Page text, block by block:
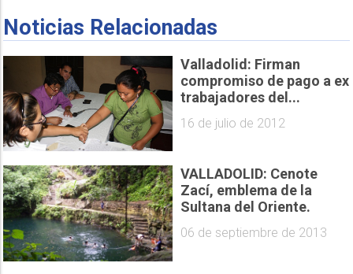
Noticias Relacionadas
Valladolid: Firman
compromiso de pago a ex
trabajadores del...
16 de julio de 2012
VALLADOLID: Cenote
Zací, emblema de la
Sultana del Oriente.
06 de septiembre de 2013